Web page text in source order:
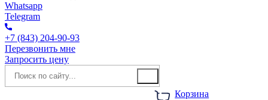
Whatsapp
Telegram
+7 (843) 204-90-93
Перезвонить мне
Запросить цену
Корзина